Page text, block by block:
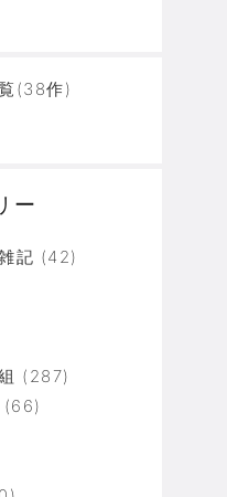
(38作)
ー
記 (42)
(287)
(66)